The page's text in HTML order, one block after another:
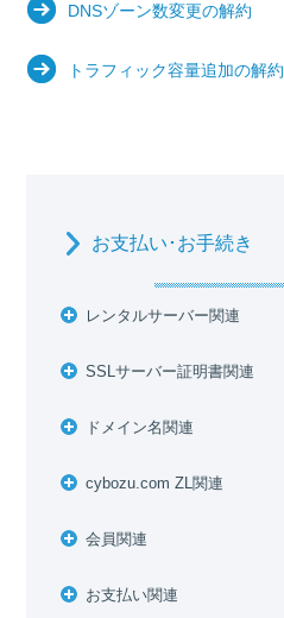
DNSゾーン数変更の解約
トラフィック容量追加の解約
お支払い･お手続き
レンタルサーバー関連
SSLサーバー証明書関連
ドメイン名関連
cybozu.com ZL関連
会員関連
お支払い関連